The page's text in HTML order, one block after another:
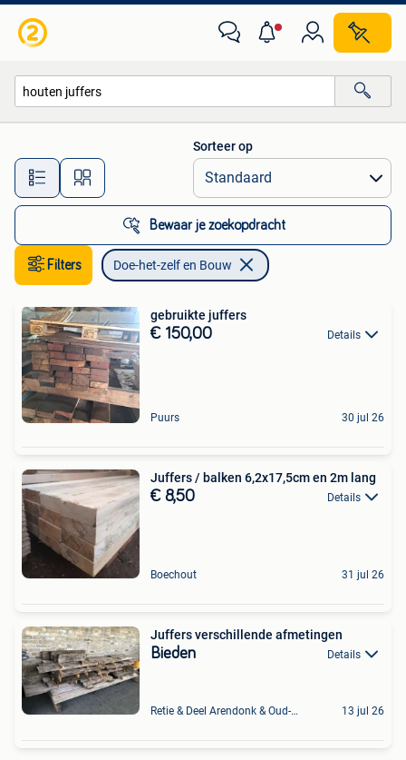
Alle afstanden…
Sorteer op
Bewaar je zoekopdracht
Filters Doe-het-zelf en Bouw
gebruikte juffers
€ 150,00 Details
Puurs 30 jul 26
Juffers / balken 6,2x17,5cm en 2m lang
€ 8,50 Details
Boechout 31 jul 26
Juffers verschillende afmetingen
Bieden Details
Retie & Deel Arendonk & Oud-Turnhout 13 jul 26